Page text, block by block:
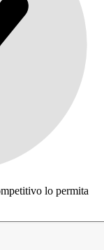
lo permita